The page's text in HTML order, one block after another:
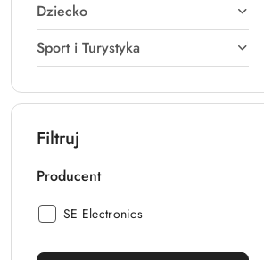
Dziecko
Sport i Turystyka
Filtruj
Producent
Producent:
SE Electronics